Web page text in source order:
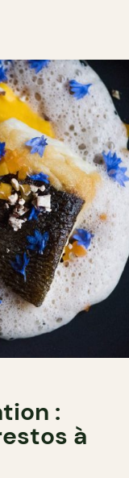
:
à